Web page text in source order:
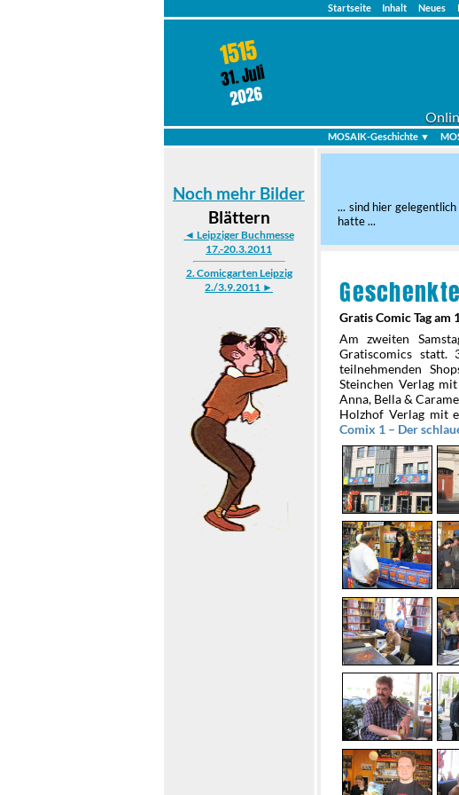
Startseite Inhalt Neues
1515
31. Juli
2026
MOSAIK-Geschichte ▼
Noch mehr Bilder
Blättern
◄ Leipziger Buchmesse
17.-20.3.2011
2. Comicgarten Leipzig
2./3.9.2011 ►
... sind hier
hatte ...
Gratis Comic Tag am
Am zweiten
Gratiscomics statt.
teilnehmenden
Steinchen Verlag
Anna, Bella &
Holzhof Verlag mit
Comix 1 – Der